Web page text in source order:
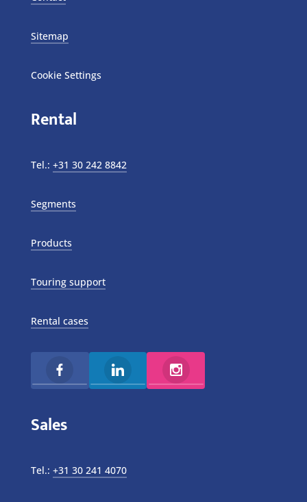
Sitemap
Cookie Settings
Rental
Tel.: +31 30 242 8842
Segments
Products
Touring support
Rental cases
Sales
Tel.: +31 30 241 4070